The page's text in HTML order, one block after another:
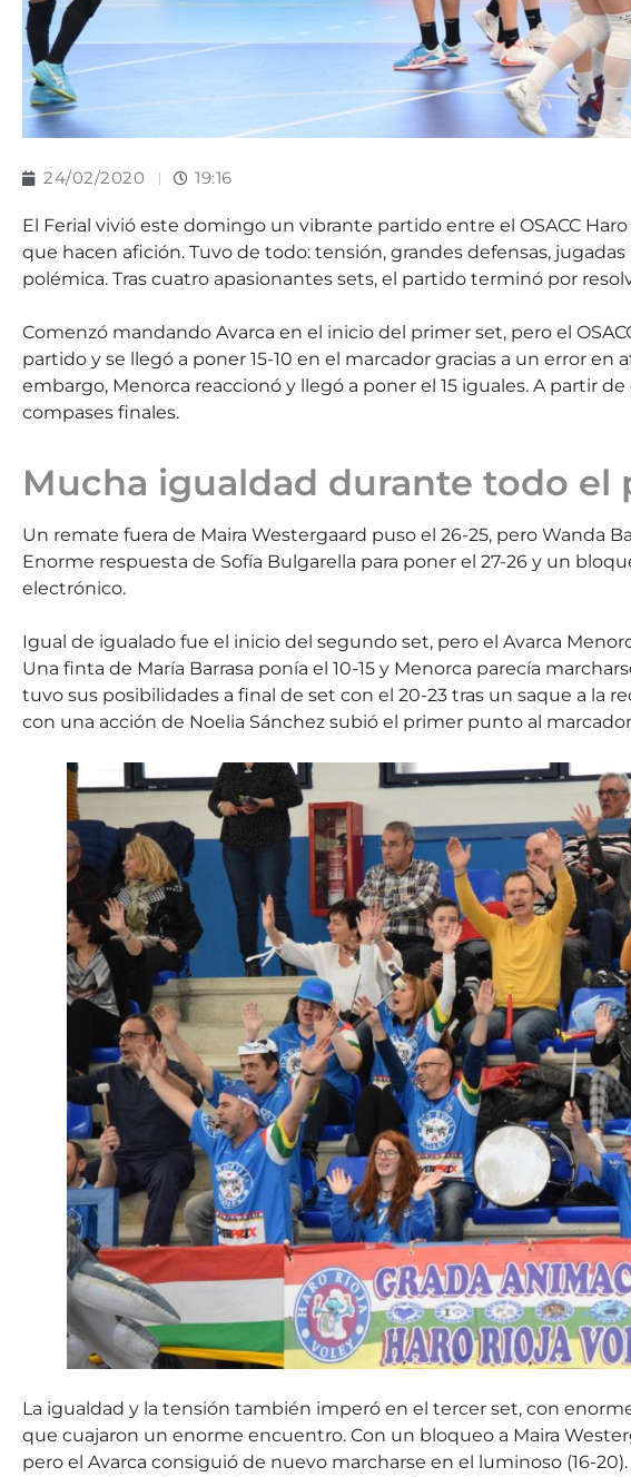
24/02/2020 19:16
El Ferial vivió este domingo un vibrante partido entre el OSACC Haro
que hacen afición. Tuvo de todo: tensión, grandes defensas,
polémica. Tras cuatro apasionantes sets, el partido terminó por
Comenzó mandando Avarca en el inicio del primer set, pero el
partido y se llegó a poner 15-10 en el marcador gracias a un error en
embargo, Menorca reaccionó y llegó a poner el 15 iguales. A partir
compases finales.
Mucha igualdad durante todo el
Un remate fuera de Maira Westergaard puso el 26-25, pero Wanda
Enorme respuesta de Sofía Bulgarella para poner el 27-26 y un
electrónico.
Igual de igualado fue el inicio del segundo set, pero el Avarca
Una finta de María Barrasa ponía el 10-15 y Menorca parecía
tuvo sus posibilidades a final de set con el 20-23 tras un saque a la
con una acción de Noelia Sánchez subió el primer punto al
La igualdad y la tensión también imperó en el tercer set, con
que cuajaron un enorme encuentro. Con un bloqueo a Maira
pero el Avarca consiguió de nuevo marcharse en el luminoso (16-